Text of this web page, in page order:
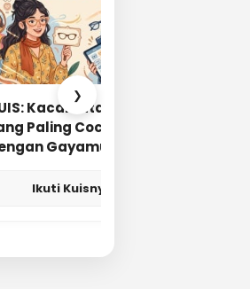
Kacamata Apa
Paling Cocok
Gayamu?
Ikuti Kuisnya ➔
❯